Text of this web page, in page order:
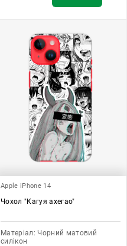
Apple iPhone 14
Чохол "Кагуя ахегао"
Матеріал: Чорний матовий
силікон